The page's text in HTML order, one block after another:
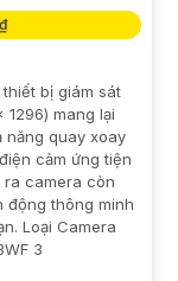
thiết bị giám sát
mang lại
năng quay xoay
cảm ứng tiện
ra camera còn
thông minh
Loại Camera
3